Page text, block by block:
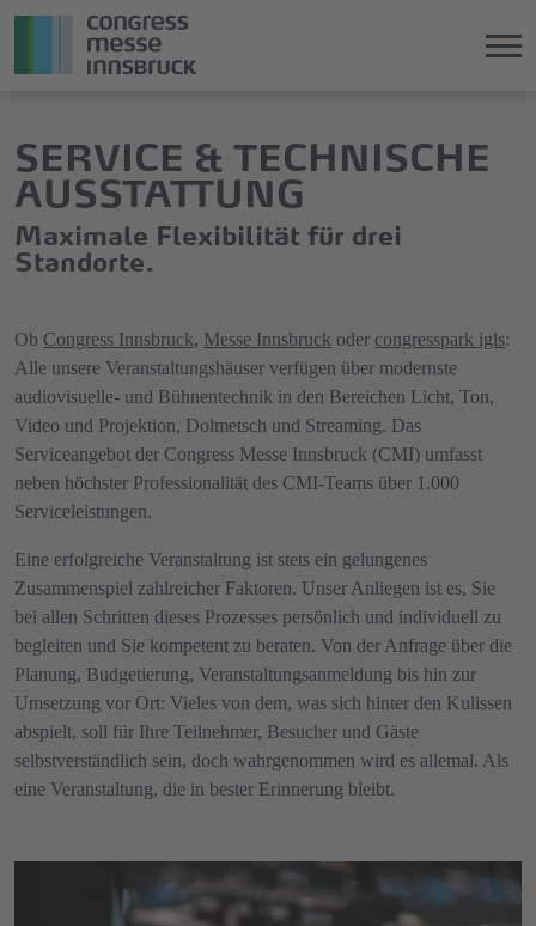
zum
Hauptinhalt
springen
zum
Hauptmenü
springen
SERVICE & TECHNISCHE
AUSSTATTUNG
Maximale Flexibilität für drei
Standorte.
Ob Congress Innsbruck, Messe Innsbruck oder congresspark igls:
Alle unsere Veranstaltungshäuser verfügen über modernste
audiovisuelle- und Bühnentechnik in den Bereichen Licht, Ton,
Video und Projektion, Dolmetsch und Streaming. Das
Serviceangebot der Congress Messe Innsbruck (CMI) umfasst
neben höchster Professionalität des CMI-Teams über 1.000
Serviceleistungen.
Eine erfolgreiche Veranstaltung ist stets ein gelungenes
Zusammenspiel zahlreicher Faktoren. Unser Anliegen ist es, Sie
bei allen Schritten dieses Prozesses persönlich und individuell zu
begleiten und Sie kompetent zu beraten. Von der Anfrage über die
Planung, Budgetierung, Veranstaltungsanmeldung bis hin zur
Umsetzung vor Ort: Vieles von dem, was sich hinter den Kulissen
abspielt, soll für Ihre Teilnehmer, Besucher und Gäste
selbstverständlich sein, doch wahrgenommen wird es allemal. Als
eine Veranstaltung, die in bester Erinnerung bleibt.